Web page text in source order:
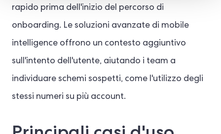
rapido prima dell'inizio del percorso di
onboarding. Le soluzioni avanzate di mobile
intelligence offrono un contesto aggiuntivo
sull'intento dell'utente, aiutando i team a
individuare schemi sospetti, come l'utilizzo degli
stessi numeri su più account.